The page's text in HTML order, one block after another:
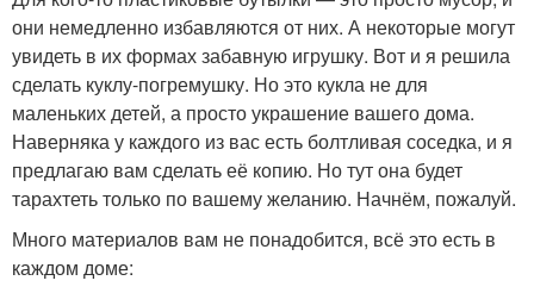
они немедленно избавляются от них. А некоторые могут
увидеть в их формах забавную игрушку. Вот и я решила
сделать куклу-погремушку. Но это кукла не для
маленьких детей, а просто украшение вашего дома.
Наверняка у каждого из вас есть болтливая соседка, и я
предлагаю вам сделать её копию. Но тут она будет
тарахтеть только по вашему желанию. Начнём, пожалуй.
Много материалов вам не понадобится, всё это есть в
каждом доме: